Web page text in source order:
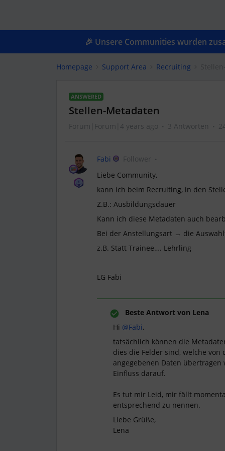
🎉 Unsere Communities wurden
Homepage Support Area Recruiting
ANSWERED
Stellen-Metadaten
Forum|Forum|4 years ago 3 Antworten
Fabi
Follower
Liebe Community,
kann ich beim Recruiting, in den
Z.B.: Ausbildungsdauer
Kann ich diese Metadaten auch
Bei der Anstellungsart → die
z.B. Statt Trainee…. Lehrling
LG Fabi
Beste Antwort von Lena
Hi @Fabi,
tatsächlich können die
dies die Felder sind, welche
angegebenen Daten
Einfluss darauf.
Es tut mir Leid, mir fällt
entsprechend zu nennen.
Liebe Grüße,
Lena